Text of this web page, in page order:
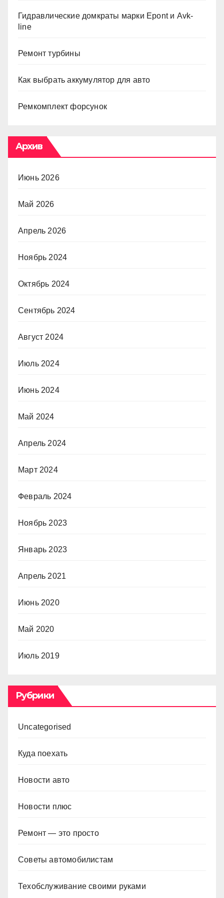
Гидравлические домкраты марки Epont и Avk-
line
Ремонт турбины
Как выбрать аккумулятор для авто
Ремкомплект форсунок
Архив
Июнь 2026
Май 2026
Апрель 2026
Ноябрь 2024
Октябрь 2024
Сентябрь 2024
Август 2024
Июль 2024
Июнь 2024
Май 2024
Апрель 2024
Март 2024
Февраль 2024
Ноябрь 2023
Январь 2023
Апрель 2021
Июнь 2020
Май 2020
Июль 2019
Рубрики
Uncategorised
Куда поехать
Новости авто
Новости плюс
Ремонт — это просто
Советы автомобилистам
Техобслуживание своими руками